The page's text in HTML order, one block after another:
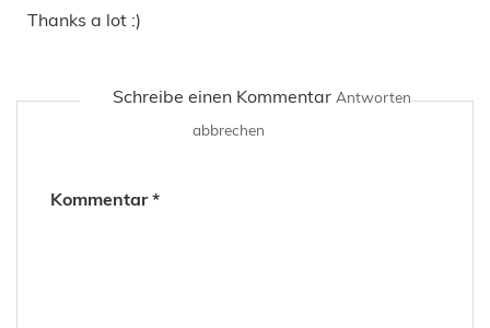
Thanks a lot :)
Schreibe einen Kommentar Antworten
abbrechen
Kommentar*